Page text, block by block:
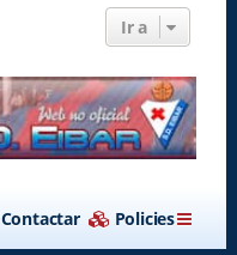
Ir a
Policies
Contactar